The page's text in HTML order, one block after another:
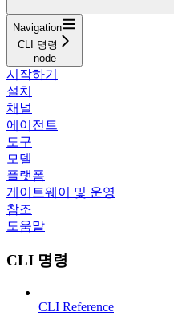
Navigation
CLI 명령
node
시작하기
설치
채널
에이전트
도구
모델
플랫폼
게이트웨이 및 운영
참조
도움말
CLI 명령
CLI Reference